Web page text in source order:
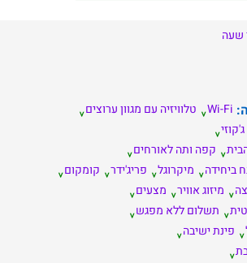
שעה
Wi-Fi טלוויזיה עם מגוון ערוצים
ג'קוזי
קפה ותה לאורחים
ביחידה מיקרוגל פריג'ידר קומקום
מיזוג אוויר מצעים
תשלום ללא מפגש
פינת ישיבה